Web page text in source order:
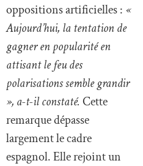
oppositions artificielles : «
Aujourd’hui, la tentation de
gagner en popularité en
attisant le feu des
polarisations semble grandir
», a-t-il constaté. Cette
remarque dépasse
largement le cadre
espagnol. Elle rejoint un